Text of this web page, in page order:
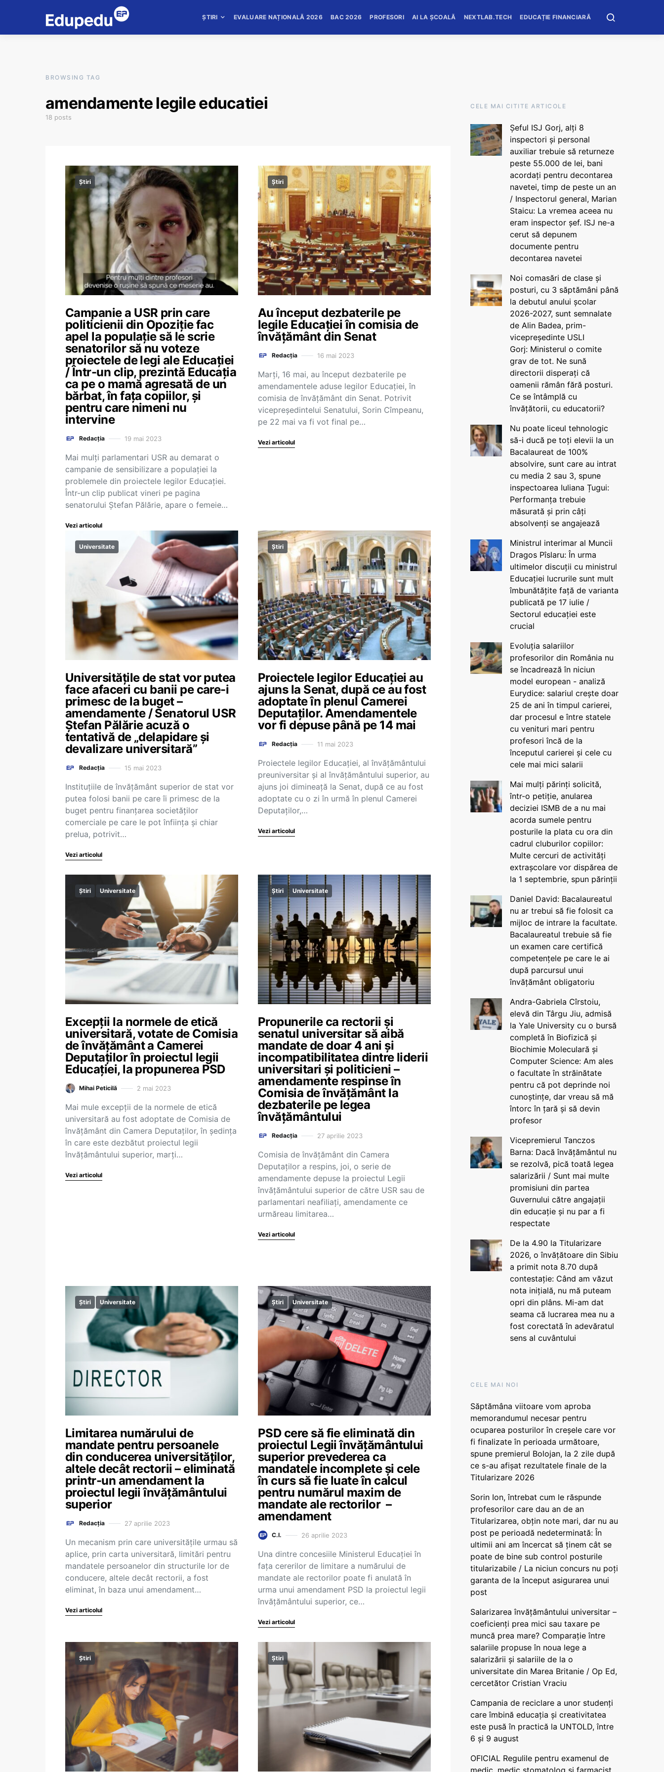
ȘTIRI EVALUARE NAȚIONALĂ 2026 BAC 2026 PROFESORI AI LA ȘCOALĂ NEXTLAB.TECH EDUCAȚIE FINANCIARĂ
BROWSING TAG
amendamente legile educatiei
18 posts
Știri
Campanie a USR prin care
politicienii din Opoziție fac
apel la populație să le scrie
senatorilor să nu voteze
proiectele de legi ale Educației
/ Într-un clip, prezintă Educația
ca pe o mamă agresată de un
bărbat, în fața copiilor, și
pentru care nimeni nu
intervine
Redacția 19 mai 2023
Mai mulți parlamentari USR au demarat o
campanie de sensibilizare a populației la
problemele din proiectele legilor Educației.
Într-un clip publicat vineri pe pagina
senatorului Ștefan Pălărie, apare o femeie…
Vezi articolul
Știri
Au început dezbaterile pe
legile Educației în comisia de
învățământ din Senat
Redacția 16 mai 2023
Marți, 16 mai, au început dezbaterile pe
amendamentele aduse legilor Educației, în
comisia de învățământ din Senat. Potrivit
vicepreședintelui Senatului, Sorin Cîmpeanu,
pe 22 mai va fi vot final pe…
Vezi articolul
Universitate
Universitățile de stat vor putea
face afaceri cu banii pe care-i
primesc de la buget –
amendamente / Senatorul USR
Ștefan Pălărie acuză o
tentativă de „delapidare și
devalizare universitară”
Redacția 15 mai 2023
Instituțiile de învățământ superior de stat vor
putea folosi banii pe care îi primesc de la
buget pentru finanțarea societăților
comerciale pe care le pot înființa și chiar
prelua, potrivit…
Vezi articolul
Știri
Proiectele legilor Educaţiei au
ajuns la Senat, după ce au fost
adoptate în plenul Camerei
Deputaţilor. Amendamentele
vor fi depuse până pe 14 mai
Redacția 11 mai 2023
Proiectele legilor Educaţiei, al învăţământului
preuniversitar şi al învăţământului superior, au
ajuns joi dimineaţă la Senat, după ce au fost
adoptate cu o zi în urmă în plenul Camerei
Deputaţilor,…
Vezi articolul
Știri Universitate
Excepții la normele de etică
universitară, votate de Comisia
de învățământ a Camerei
Deputaților în proiectul legii
Educației, la propunerea PSD
Mihai Peticilă 2 mai 2023
Mai mule excepții de la normele de etică
universitară au fost adoptate de Comisia de
învățământ din Camera Deputaților, în ședința
în care este dezbătut proiectul legii
învățământului superior, marți…
Vezi articolul
Știri Universitate
Propunerile ca rectorii și
senatul universitar să aibă
mandate de doar 4 ani și
incompatibilitatea dintre liderii
universitari și politicieni –
amendamente respinse în
Comisia de învățământ la
dezbaterile pe legea
învățământului
Redacția 27 aprilie 2023
Comisia de învățământ din Camera
Deputaților a respins, joi, o serie de
amendamente depuse la proiectul Legii
învățământului superior de către USR sau de
parlamentari neafiliați, amendamente ce
urmăreau limitarea…
Vezi articolul
Știri Universitate
Limitarea numărului de
mandate pentru persoanele
din conducerea universităților,
altele decât rectorii – eliminată
printr-un amendament la
proiectul legii învățământului
superior
Redacția 27 aprilie 2023
Un mecanism prin care universitățile urmau să
aplice, prin carta universitară, limitări pentru
mandatele persoanelor din structurile lor de
conducere, altele decât rectorii, a fost
eliminat, în baza unui amendament…
Vezi articolul
Știri Universitate
PSD cere să fie eliminată din
proiectul Legii învățământului
superior prevederea ca
mandatele incomplete și cele
în curs să fie luate în calcul
pentru numărul maxim de
mandate ale rectorilor –
amendament
C.I. 26 aprilie 2023
Una dintre concesiile Ministerul Educației în
fața cererilor de limitare a numărului de
mandate ale rectorilor poate fi anulată în
urma unui amendament PSD la proiectul legii
învățământului superior, ce…
Vezi articolul
Știri Știri
CELE MAI CITITE ARTICOLE
Șeful ISJ Gorj, alți 8
inspectori și personal
auxiliar trebuie să returneze
peste 55.000 de lei, bani
acordați pentru decontarea
navetei, timp de peste un an
/ Inspectorul general, Marian
Staicu: La vremea aceea nu
eram inspector șef. ISJ ne-a
cerut să depunem
documente pentru
decontarea navetei
Noi comasări de clase și
posturi, cu 3 săptămâni până
la debutul anului școlar
2026-2027, sunt semnalate
de Alin Badea, prim-
vicepreședinte USLI
Gorj: Ministerul o comite
grav de tot. Ne sună
directorii disperați că
oamenii rămân fără posturi.
Ce se întâmplă cu
învățătorii, cu educatorii?
Nu poate liceul tehnologic
să-i ducă pe toți elevii la un
Bacalaureat de 100%
absolvire, sunt care au intrat
cu media 2 sau 3, spune
inspectoarea Iuliana Țugui:
Performanța trebuie
măsurată și prin câți
absolvenți se angajează
Ministrul interimar al Muncii
Dragos Pîslaru: În urma
ultimelor discuții cu ministrul
Educației lucrurile sunt mult
îmbunătățite față de varianta
publicată pe 17 iulie /
Sectorul educației este
crucial
Evoluția salariilor
profesorilor din România nu
se încadrează în niciun
model european - analiză
Eurydice: salariul crește doar
25 de ani în timpul carierei,
dar procesul e între statele
cu venituri mari pentru
profesori încă de la
începutul carierei și cele cu
cele mai mici salarii
Mai mulți părinți solicită,
într-o petiție, anularea
deciziei ISMB de a nu mai
acorda sumele pentru
posturile la plata cu ora din
cadrul cluburilor copiilor:
Multe cercuri de activități
extrașcolare vor dispărea de
la 1 septembrie, spun părinții
Daniel David: Bacalaureatul
nu ar trebui să fie folosit ca
mijloc de intrare la facultate.
Bacalaureatul trebuie să fie
un examen care certifică
competențele pe care le ai
după parcursul unui
învățământ obligatoriu
Andra-Gabriela Cîrstoiu,
elevă din Târgu Jiu, admisă
la Yale University cu o bursă
completă în Biofizică și
Biochimie Moleculară și
Computer Science: Am ales
o facultate în străinătate
pentru că pot deprinde noi
cunoștințe, dar vreau să mă
întorc în țară și să devin
profesor
Vicepremierul Tanczos
Barna: Dacă învățământul nu
se rezolvă, pică toată legea
salarizării / Sunt mai multe
promisiuni din partea
Guvernului către angajații
din educație și nu par a fi
respectate
De la 4.90 la Titularizare
2026, o învățătoare din Sibiu
a primit nota 8.70 după
contestație: Când am văzut
nota inițială, nu mă puteam
opri din plâns. Mi-am dat
seama că lucrarea mea nu a
fost corectată în adevăratul
sens al cuvântului
CELE MAI NOI
Săptămâna viitoare vom aproba
memorandumul necesar pentru
ocuparea posturilor în creșele care vor
fi finalizate în perioada următoare,
spune premierul Bolojan, la 2 zile după
ce s-au afișat rezultatele finale de la
Titularizare 2026
Sorin Ion, întrebat cum le răspunde
profesorilor care dau an de an
Titularizarea, obțin note mari, dar nu au
post pe perioadă nedeterminată: În
ultimii ani am încercat să ținem cât se
poate de bine sub control posturile
titularizabile / La niciun concurs nu poți
garanta de la început asigurarea unui
post
Salarizarea învățământului universitar –
coeficienți prea mici sau taxare pe
muncă prea mare? Comparație între
salariile propuse în noua lege a
salarizării și salariile de la o
universitate din Marea Britanie / Op Ed,
cercetător Cristian Vraciu
Campania de reciclare a unor studenți
care îmbină educația și creativitatea
este pusă în practică la UNTOLD, între
6 și 9 august
OFICIAL Regulile pentru examenul de
medic, medic stomatolog și farmacist